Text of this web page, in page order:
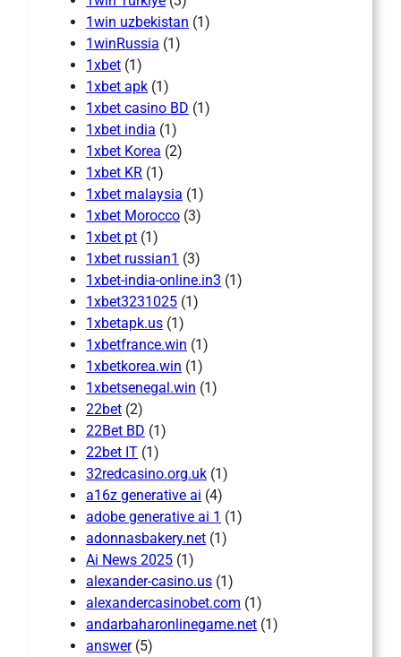
1win uzbekistan (1)
1winRussia (1)
1xbet (1)
1xbet apk (1)
1xbet casino BD (1)
1xbet india (1)
1xbet Korea (2)
1xbet KR (1)
1xbet malaysia (1)
1xbet Morocco (3)
1xbet pt (1)
1xbet russian1 (3)
1xbet-india-online.in3 (1)
1xbet3231025 (1)
1xbetapk.us (1)
1xbetfrance.win (1)
1xbetkorea.win (1)
1xbetsenegal.win (1)
22bet (2)
22Bet BD (1)
22bet IT (1)
32redcasino.org.uk (1)
a16z generative ai (4)
adobe generative ai 1 (1)
adonnasbakery.net (1)
Ai News 2025 (1)
alexander-casino.us (1)
alexandercasinobet.com (1)
andarbaharonlinegame.net (1)
answer(5)